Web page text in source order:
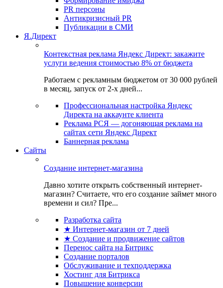
PR персоны
Антикризисный PR
Публикации в СМИ
Я.Директ
Контекстная реклама Яндекс Директ: закажите
услуги ведения стоимостью 8% от бюджета
Работаем с рекламным бюджетом от 30 000 рублей
в месяц, запуск от 2-х дней...
Профессиональная настройка Яндекс
Директа на аккаунте клиента
Реклама РСЯ — догоняющая реклама на
сайтах сети Яндекс Директ
Баннерная реклама
Сайты
Создание интернет-магазина
Давно хотите открыть собственный интернет-
магазин? Считаете, что его создание займет много
времени и сил? Пре...
Разработка сайта
★ Интернет-магазин от 7 дней
★ Создание и продвижение сайтов
Перенос сайта на Битрикс
Создание порталов
Обслуживание и техподдержка
Хостинг для Битрикса
Повышение конверсии